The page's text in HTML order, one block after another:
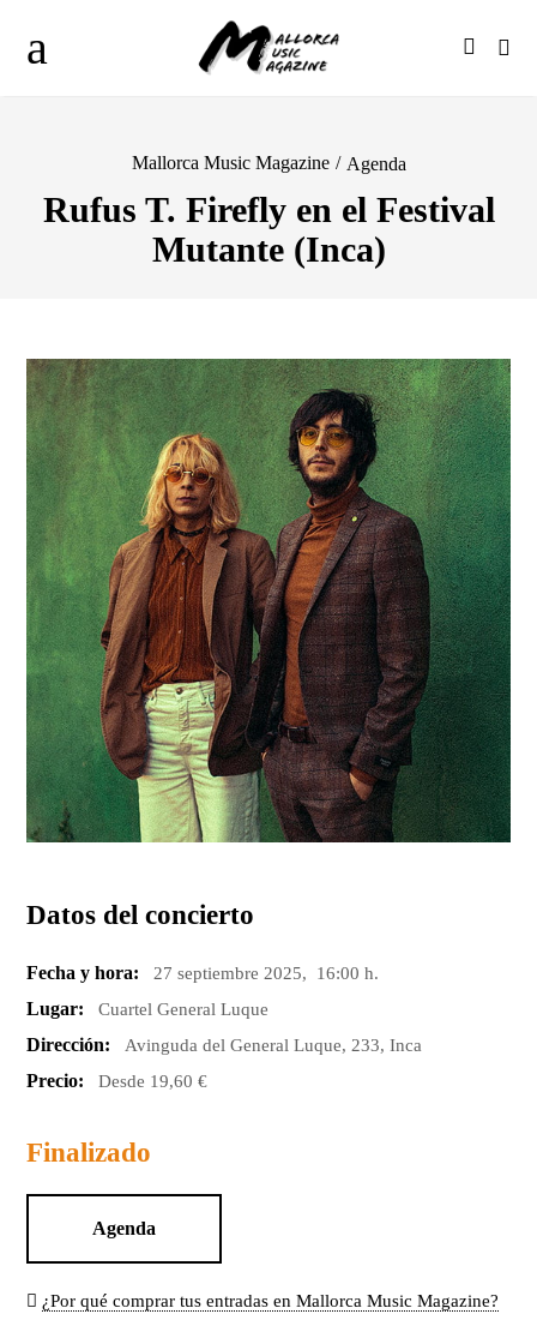
Mallorca Music Magazine / Agenda
Rufus T. Firefly en el Festival
Mutante (Inca)
Datos del concierto
Fecha y hora: 27 septiembre 2025, 16:00 h.
Lugar: Cuartel General Luque
Dirección: Avinguda del General Luque, 233, Inca
Precio: Desde 19,60 €
Finalizado
Agenda
¿Por qué comprar tus entradas en Mallorca Music Magazine?